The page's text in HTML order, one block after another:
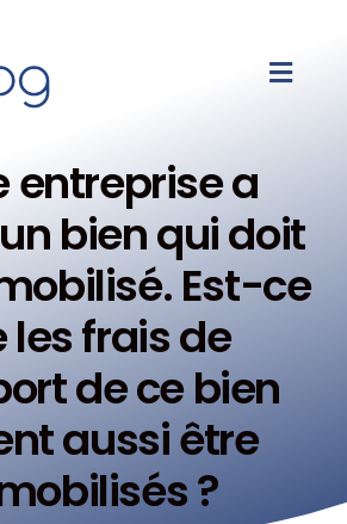
entreprise a
bien qui doit
Est-ce
les frais de
de ce bien
aussi être
?